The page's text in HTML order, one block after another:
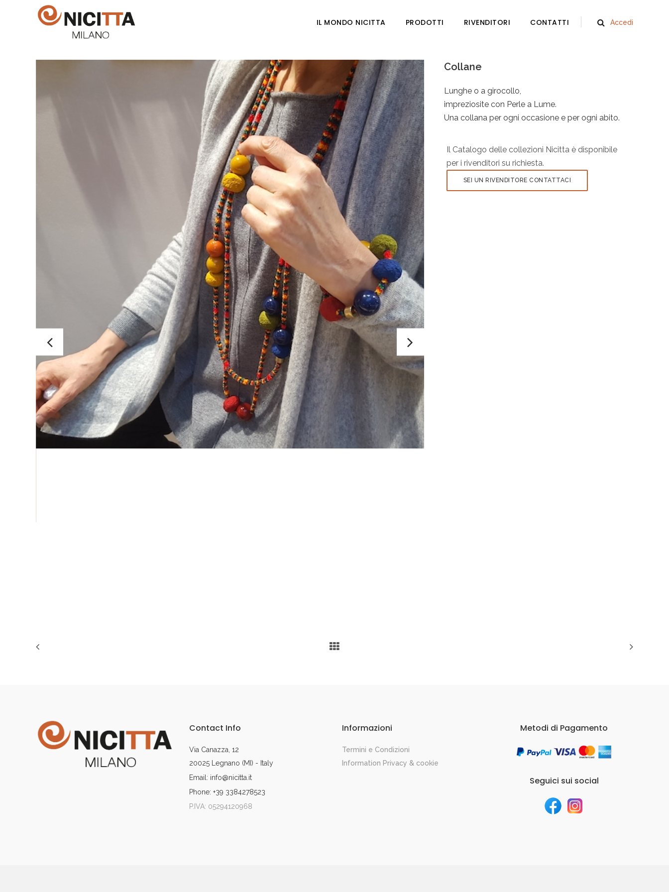
IL MONDO NICITTA PRODOTTI RIVENDITORI CONTATTI Accedi
Collane
Lunghe o a girocollo,
impreziosite con Perle a Lume.
Una collana per ogni occasione e per ogni abito.
Il Catalogo delle collezioni Nicitta è disponibile
per i rivenditori su richiesta.
SEI UN RIVENDITORE CONTATTACI
Contact Info
Via Canazza, 12
20025 Legnano (MI) - Italy
Email: info@nicitta.it
Phone: +39 3384278523
P.IVA: 05294120968
Informazioni
Termini e Condizioni
Information Privacy & cookie
Metodi di Pagamento
Seguici sui social